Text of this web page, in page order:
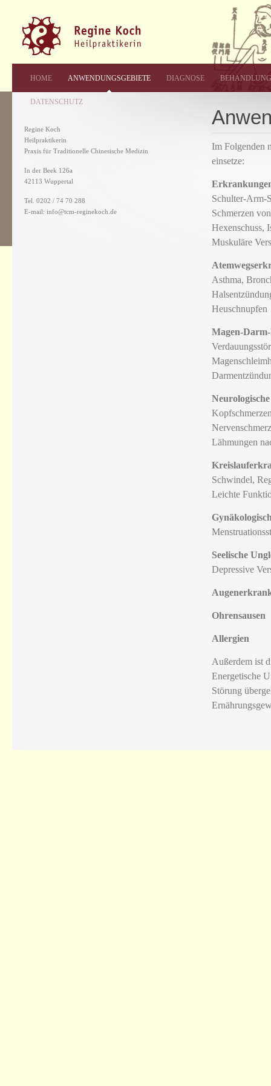
HOME ANWENDUNGSGEBIETE DIAGNOSE
DATENSCHUTZ
Regine Koch
Heilpraktikerin
Praxis für Traditionelle Chinesische Medizin
In der Beek 126a
42113 Wuppertal
Tel. 0202 / 74 70 288
E-mail: info@tcm-reginekoch.de
Im Folgenden
einsetze:
Schulter-Arm-
Schmerzen
Hexenschuss,
Muskuläre
Asthma,
Heuschnupfen
Magen-
Lähmungen
Schwindel,
Leichte
Seelische
Depressive
Ohrensausen
Allergien
Außerdem ist
Energetische
Störung